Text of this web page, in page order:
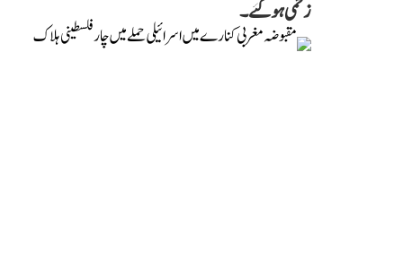
زخمی ہو گئے۔